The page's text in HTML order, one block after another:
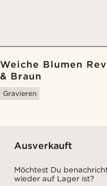
Weiche Blumen
& Braun
Gravieren
Ausverkauft
Möchtest Du
wieder auf Lager ist?